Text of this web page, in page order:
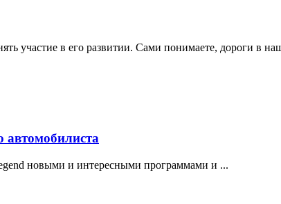
участие в его развитии. Сами понимаете, дороги в
автомобилиста
новыми и интересными программами и ...